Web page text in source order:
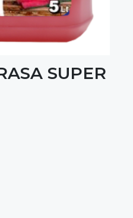
SUPER